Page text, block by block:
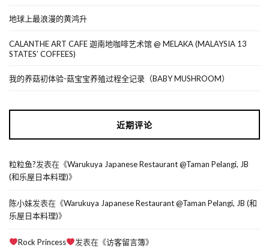
地球上最浪漫的黄鸿升
CALANTHE ART CAFE 迦南地咖啡艺术馆 @ MELAKA (MALAYSIA 13
STATES’ COFFEES)
我的养菇初体验-菇宝宝养殖过程全记录（BABY MUSHROOM）
近期评论
粒粒鱼?发表在《Warukuya Japanese Restaurant @Taman Pelangi, JB
(和乐屋日本料理)》
陈小妹发表在《Warukuya Japanese Restaurant @Taman Pelangi, JB (和
乐屋日本料理)》
Rock Princess 发表在《访客留言簿》